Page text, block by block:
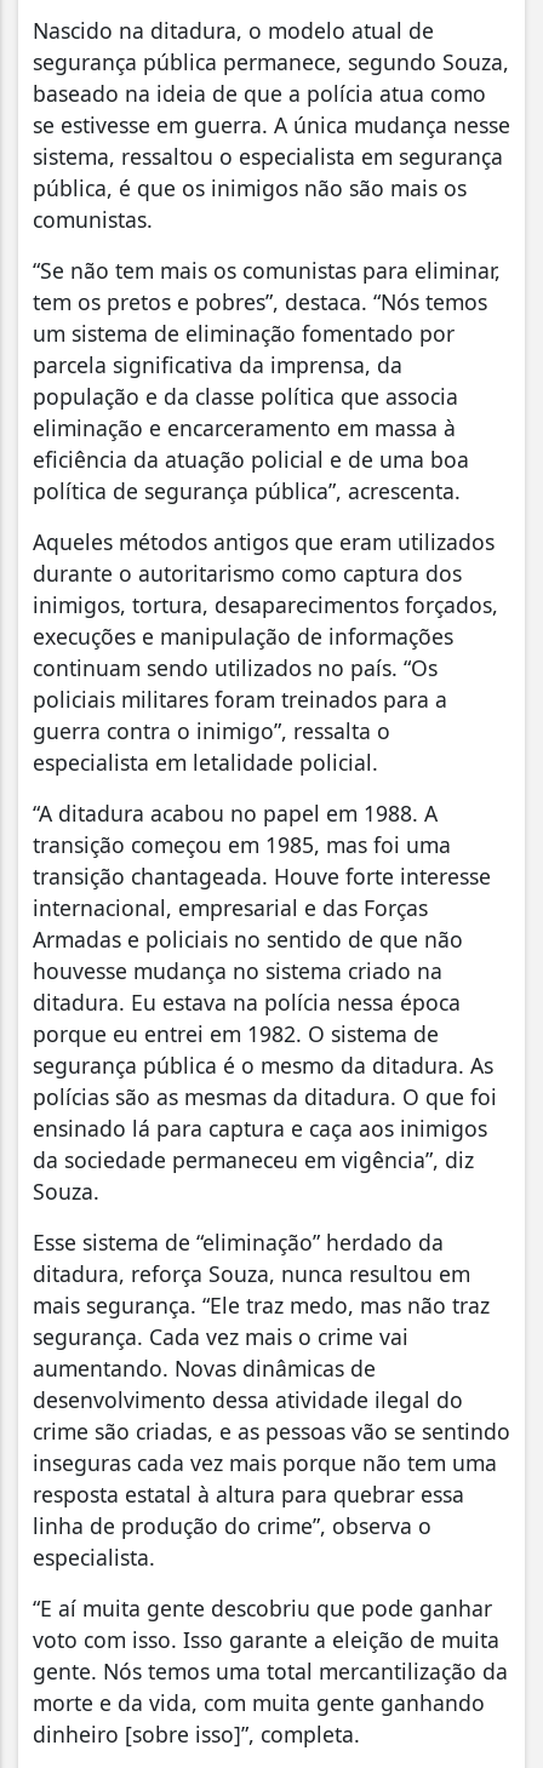
Nascido na ditadura, o modelo atual de
segurança pública permanece, segundo Souza,
baseado na ideia de que a polícia atua como
se estivesse em guerra. A única mudança nesse
sistema, ressaltou o especialista em segurança
pública, é que os inimigos não são mais os
comunistas.
“Se não tem mais os comunistas para eliminar,
tem os pretos e pobres”, destaca. “Nós temos
um sistema de eliminação fomentado por
parcela significativa da imprensa, da
população e da classe política que associa
eliminação e encarceramento em massa à
eficiência da atuação policial e de uma boa
política de segurança pública”, acrescenta.
Aqueles métodos antigos que eram utilizados
durante o autoritarismo como captura dos
inimigos, tortura, desaparecimentos forçados,
execuções e manipulação de informações
continuam sendo utilizados no país. “Os
policiais militares foram treinados para a
guerra contra o inimigo”, ressalta o
especialista em letalidade policial.
“A ditadura acabou no papel em 1988. A
transição começou em 1985, mas foi uma
transição chantageada. Houve forte interesse
internacional, empresarial e das Forças
Armadas e policiais no sentido de que não
houvesse mudança no sistema criado na
ditadura. Eu estava na polícia nessa época
porque eu entrei em 1982. O sistema de
segurança pública é o mesmo da ditadura. As
polícias são as mesmas da ditadura. O que foi
ensinado lá para captura e caça aos inimigos
da sociedade permaneceu em vigência”, diz
Souza.
Esse sistema de “eliminação” herdado da
ditadura, reforça Souza, nunca resultou em
mais segurança. “Ele traz medo, mas não traz
segurança. Cada vez mais o crime vai
aumentando. Novas dinâmicas de
desenvolvimento dessa atividade ilegal do
crime são criadas, e as pessoas vão se sentindo
inseguras cada vez mais porque não tem uma
resposta estatal à altura para quebrar essa
linha de produção do crime”, observa o
especialista.
“E aí muita gente descobriu que pode ganhar
voto com isso. Isso garante a eleição de muita
gente. Nós temos uma total mercantilização da
morte e da vida, com muita gente ganhando
dinheiro [sobre isso]”, completa.